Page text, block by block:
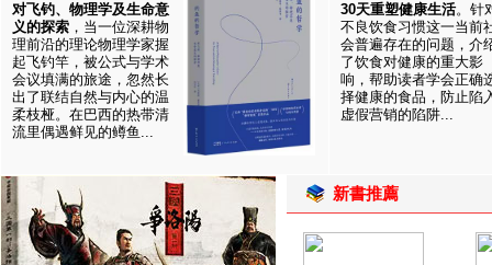
对飞钓、物理学及生命意
义的探索 ，当一位深耕物
理前沿的理论物理学家握
起飞钓竿，被公式与学术
会议填满的旅途，忽然长
出了联结自然与内心的温
柔枝桠。在巴西的热带清
流里偶遇鲜见的鳟鱼...
30天重塑健康生活。针
不良饮食习惯这一当前
会普遍存在的问题，介
了饮食对健康的重大影
响，帮助读者学会正确
择健康的食品，防止陷
虚假营销的陷阱...
新書推薦